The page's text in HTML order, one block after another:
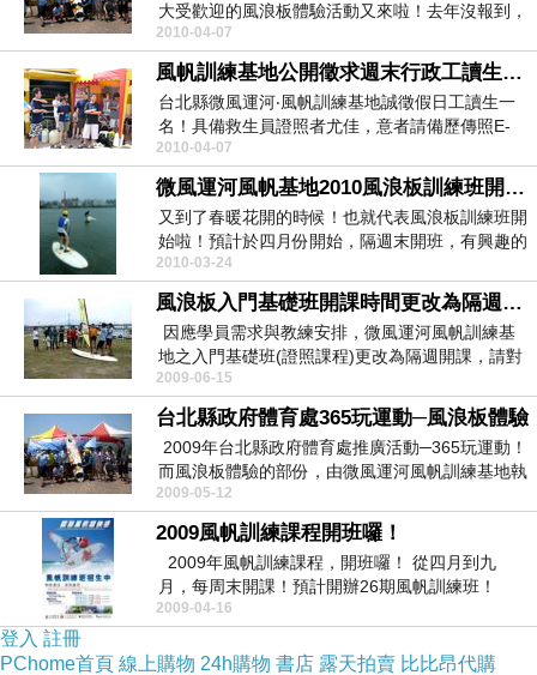
大受歡迎的風浪板體驗活動又來啦！去年沒報到，
今年請把握...
2010-04-07
風帆訓練基地公開徵求週末行政工讀生一名！
台北縣微風運河‧風帆訓練基地誠徵假日工讀生一
名！具備救生員證照者尤佳，意者請備歷傳照E-
Mail給林...
2010-04-07
微風運河風帆基地2010風浪板訓練班開始啦！
又到了春暖花開的時候！也就代表風浪板訓練班開
始啦！預計於四月份開始，隔週末開班，有興趣的
朋友們，不要...
2010-03-24
風浪板入門基礎班開課時間更改為隔週開課！
因應學員需求與教練安排，微風運河風帆訓練基
地之入門基礎班(證照課程)更改為隔週開課，請對
於風帆運動...
2009-06-15
台北縣政府體育處365玩運動─風浪板體驗
2009年台北縣政府體育處推廣活動─365玩運動！
而風浪板體驗的部份，由微風運河風帆訓練基地執
行！...
2009-05-12
2009風帆訓練課程開班囉！
2009年風帆訓練課程，開班囉！ 從四月到九
月，每周末開課！預計開辦26期風帆訓練班！
網...
2009-04-16
登入 註冊
PChome首頁 線上購物 24h購物 書店 露天拍賣 比比昂代購